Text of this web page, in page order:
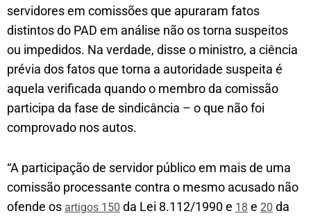
servidores em comissões que apuraram fatos
distintos do PAD em análise não os torna suspeitos
ou impedidos. Na verdade, disse o ministro, a ciência
prévia dos fatos que torna a autoridade suspeita é
aquela verificada quando o membro da comissão
participa da fase de sindicância – o que não foi
comprovado nos autos.
“A participação de servidor público em mais de uma
comissão processante contra o mesmo acusado não
ofende os artigos 150 da Lei 8.112/1990 e 18 e 20 da